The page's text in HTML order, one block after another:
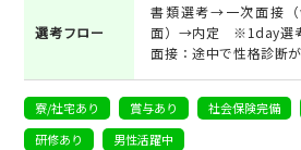
選考フロー
書類選考→一次面接
面）→内定 ※1day選
面接：途中で性格診断
寮/社宅あり 賞与あり 社会保険完備
研修あり
男性活躍中